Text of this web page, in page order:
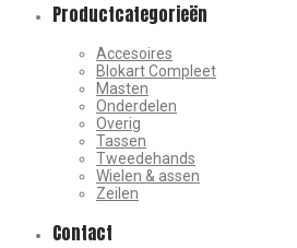
Productcategorieën
Accesoires
Blokart Compleet
Masten
Onderdelen
Overig
Tassen
Tweedehands
Wielen & assen
Zeilen
Contact